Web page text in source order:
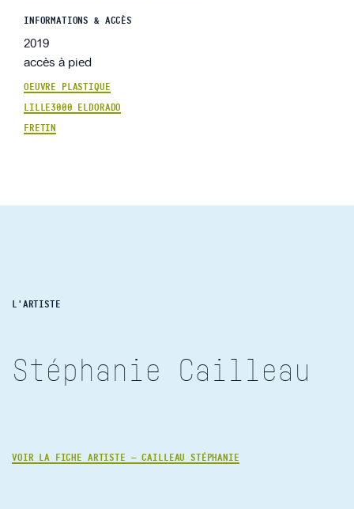
INFORMATIONS & ACCÈS
2019
accès à pied
OEUVRE PLASTIQUE
LILLE3000 ELDORADO
FRETIN
L'ARTISTE
Stéphanie Cailleau
VOIR LA FICHE ARTISTE — CAILLEAU STÉPHANIE